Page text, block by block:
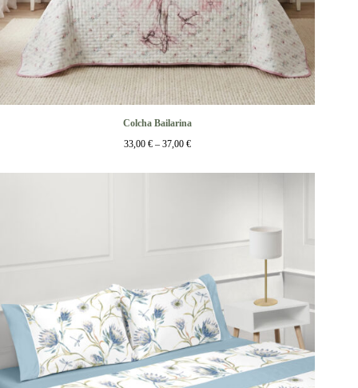
Colcha Bailarina
33,00€ – 37,00€